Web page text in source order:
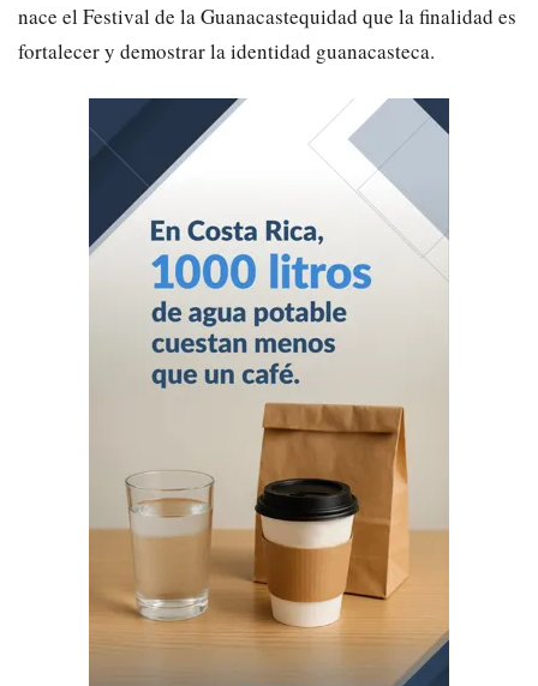
nace el Festival de la Guanacastequidad que la finalidad es
fortalecer y demostrar la identidad guanacasteca.